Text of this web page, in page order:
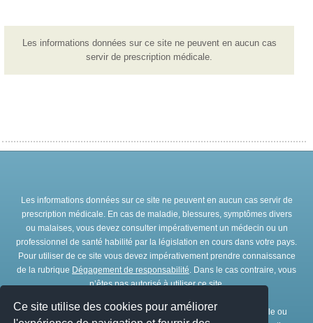
Ce site utilise des cookies pour améliorer
Les informations données sur ce site ne peuvent en aucun cas
servir de prescription médicale.
Les informations données sur ce site ne peuvent en aucun cas servir de
prescription médicale. En cas de maladie, blessures, symptômes divers
ou malaises, vous devez consulter impérativement un médecin ou un
professionnel de santé habilité par la législation en cours dans votre pays.
Pour utiliser de ce site vous devez impérativement prendre connaissance
de la rubrique Dégagement de responsabilité. Dans le cas contraire, vous
n’êtes pas autorisé à utiliser ce site.
Toute représentation et/ou reproduction et/ou exploitation partielle ou